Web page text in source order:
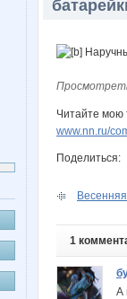
Читайте мою
www.nn.ru/
Поделиться:
1
А